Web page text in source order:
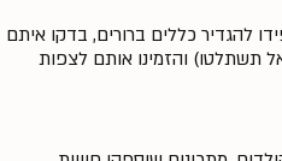
להגדיר כללים ברורים, בדקו איתם
תשתלטו) והזמינו אותם לצפות